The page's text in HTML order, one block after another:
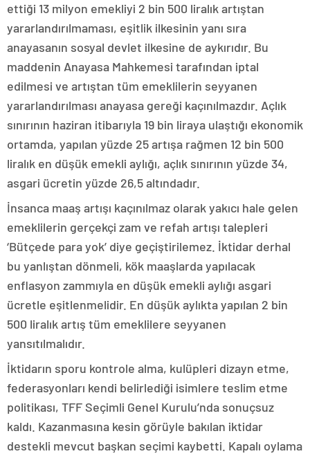
ettiği 13 milyon emekliyi 2 bin 500 liralık artıştan
yararlandırılmaması, eşitlik ilkesinin yanı sıra
anayasanın sosyal devlet ilkesine de aykırıdır. Bu
maddenin Anayasa Mahkemesi tarafından iptal
edilmesi ve artıştan tüm emeklilerin seyyanen
yararlandırılması anayasa gereği kaçınılmazdır. Açlık
sınırının haziran itibarıyla 19 bin liraya ulaştığı ekonomik
ortamda, yapılan yüzde 25 artışa rağmen 12 bin 500
liralık en düşük emekli aylığı, açlık sınırının yüzde 34,
asgari ücretin yüzde 26,5 altındadır.
İnsanca maaş artışı kaçınılmaz olarak yakıcı hale gelen
emeklilerin gerçekçi zam ve refah artışı talepleri
‘Bütçede para yok’ diye geçiştirilemez. İktidar derhal
bu yanlıştan dönmeli, kök maaşlarda yapılacak
enflasyon zammıyla en düşük emekli aylığı asgari
ücretle eşitlenmelidir. En düşük aylıkta yapılan 2 bin
500 liralık artış tüm emeklilere seyyanen
yansıtılmalıdır.
İktidarın sporu kontrole alma, kulüpleri dizayn etme,
federasyonları kendi belirlediği isimlere teslim etme
politikası, TFF Seçimli Genel Kurulu’nda sonuçsuz
kaldı. Kazanmasına kesin görüyle bakılan iktidar
destekli mevcut başkan seçimi kaybetti. Kapalı oylama